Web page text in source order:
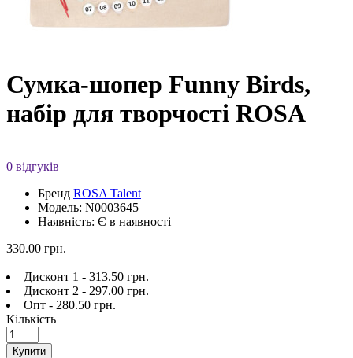
Сумка-шопер Funny Birds,
набір для творчості ROSA
0 відгуків
Бренд ROSA Talent
Модель: N0003645
Наявність: Є в наявності
330.00 грн.
Дисконт 1 - 313.50 грн.
Дисконт 2 - 297.00 грн.
Опт - 280.50 грн.
Кількість
Купити